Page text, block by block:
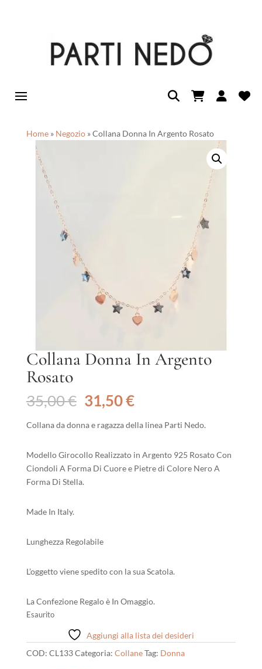
Home» Negozio»Collana Donna In Argento Rosato
Collana Donna In Argento
Rosato
35,00€ Il
prezzo
originale
35,00 €.
31,50€Il
attuale
31,50 €.
Collana da donna e ragazza della linea Parti Nedo.
Modello Girocollo Realizzato in Argento 925 Rosato Con
Ciondoli A Forma Di Cuore e Pietre di Colore Nero A
Forma Di Stella.
Made In Italy.
Lunghezza Regolabile
L’oggetto viene spedito con la sua Scatola.
La Confezione Regalo è In Omaggio.
Esaurito
Aggiungi alla lista dei desideri
COD: CL133Categoria: CollaneTag: Donna